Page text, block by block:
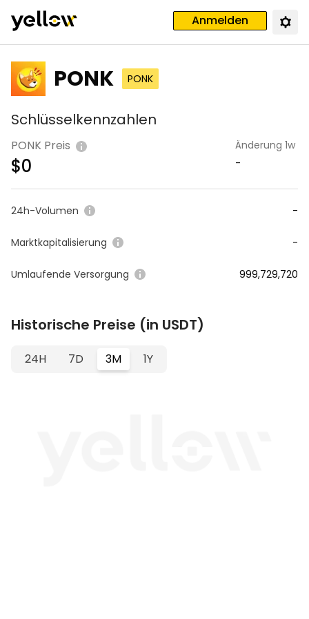
Anmelden
PONK PONK
Schlüsselkennzahlen
PONK Preis
$0
Änderung 1w
-
24h-Volumen -
Marktkapitalisierung -
Umlaufende Versorgung 999,729,720
Historische Preise (in USDT)
24H 7D 3M 1Y